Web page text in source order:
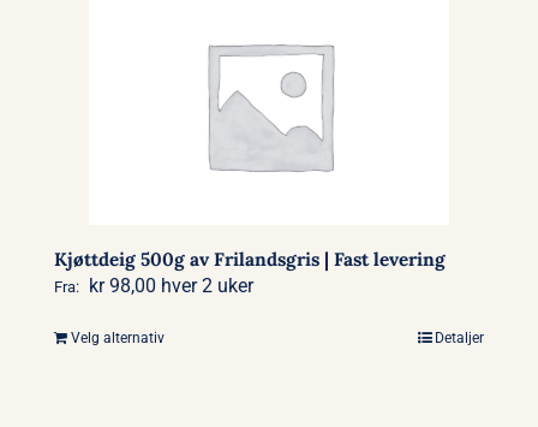
varianter.
Kjøttdeig 500g av Frilandsgris | Fast levering
Fra: kr98,00 hver 2 uker
Velg alternativDette
Detaljer